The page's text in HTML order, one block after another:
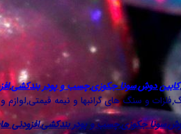
,کابین دوش,سونا جکوزی,چسب و پودر بندکشی,
و سنگ های گرانبها و نیمه
,سونا جکوزی,چسب و پودر بندکشی,افزودنی